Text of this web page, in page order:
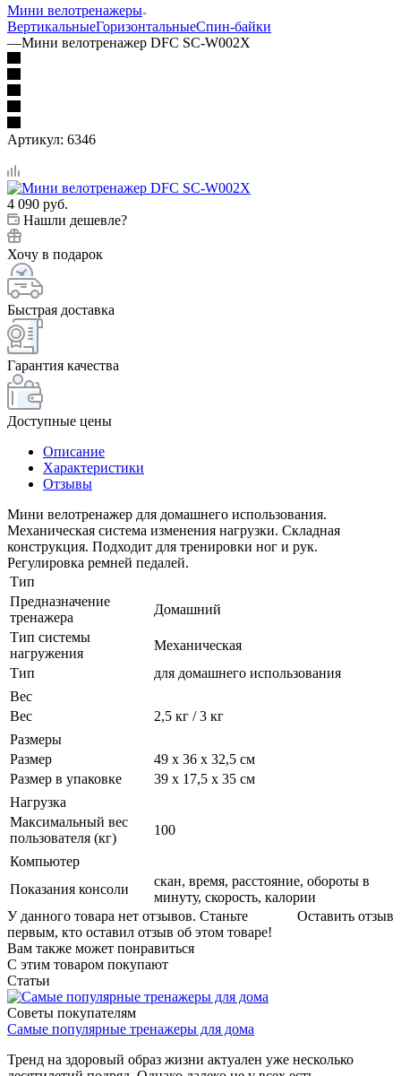
Мини велотренажеры
ВертикальныеГоризонтальныеСпин-байки
—Мини велотренажер DFC SC-W002X
Артикул: 6346
4 090 руб.
Нашли дешевле?
Хочу в подарок
Быстрая доставка
Гарантия качества
Доступные цены
Описание
Характеристики
Отзывы
Мини велотренажер для домашнего использования.
Механическая система изменения нагрузки. Складная
конструкция. Подходит для тренировки ног и рук.
Регулировка ремней педалей.
Тип
Предназначение
тренажера
Домашний
Тип системы
нагружения
Механическая
Тип
для домашнего использования
Вес
Вес
2,5 кг / 3 кг
Размеры
Размер
49 х 36 х 32,5 см
Размер в упаковке
39 х 17,5 х 35 см
Нагрузка
Максимальный вес
пользователя (кг)
100
Компьютер
Показания консоли
скан, время, расстояние, обороты в
минуту, скорость, калории
Оставить отзыв
У данного товара нет отзывов. Станьте
первым, кто оставил отзыв об этом товаре!
Вам также может понравиться
С этим товаром покупают
Статьи
Советы покупателям
Самые популярные тренажеры для дома
Тренд на здоровый образ жизни актуален уже несколько